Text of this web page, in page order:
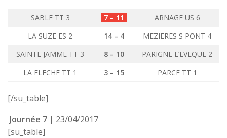
SABLE TT 3 7 – 11
ARNAGE US 6
LA SUZE ES 2
14 – 4
MEZIERES S PONT 4
SAINTE JAMME TT 3
8 – 10
PARIGNE L’EVEQUE 2
LA FLECHE TT 1
3 – 15 PARCE TT 1
[/su_table]
Journée 7 | 23/04/2017
[su_table]